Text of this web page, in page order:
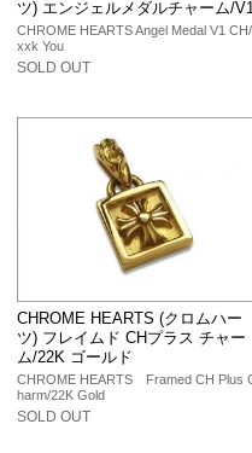
ツ) エンジェルメダルチャーム/
CHROME HEARTS Angel Medal V1
xxk You
SOLD OUT
CHROME HEARTS (クロムハー
ツ) フレイムド CHプラス チャー
ム/22K ゴールド
CHROME HEARTS Framed CH Plus
harm/22K Gold
SOLD OUT